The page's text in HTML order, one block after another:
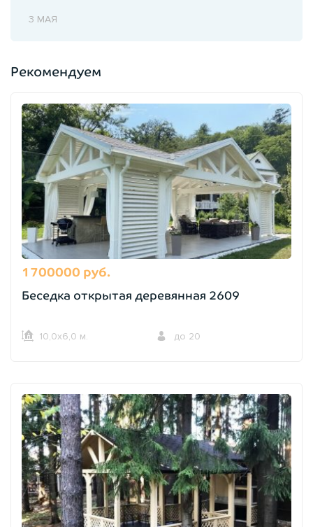
3 МАЯ
Рекомендуем
1700000 руб.
Беседка открытая деревянная 2609
10,0х6,0 м. до 20